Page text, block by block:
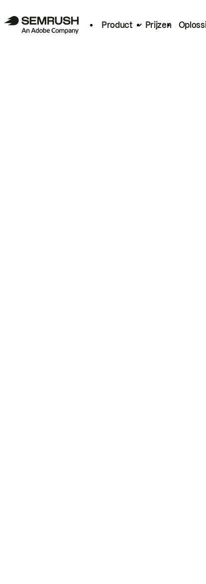
Product Prijzen